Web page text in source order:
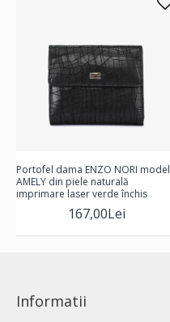
Portofel dama ENZO NORI model
AMELY din piele naturală
imprimare laser verde închis
167,00Lei
Informatii